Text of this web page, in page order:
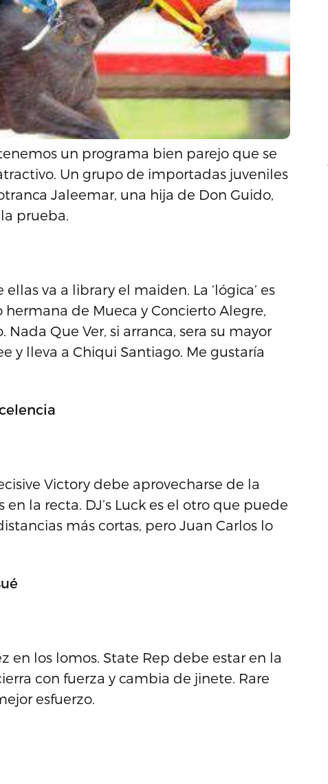
un programa bien parejo que se
Un grupo de importadas juveniles
Jaleemar, una hija de Don Guido,
prueba.
va a library el maiden. La ‘lógica’ es
de Mueca y Concierto Alegre,
Que Ver, si arranca, sera su mayor
y lleva a Chiqui Santiago. Me gustaría
Victory debe aprovecharse de la
la recta. DJ’s Luck es el otro que puede
más cortas, pero Juan Carlos lo
en los lomos. State Rep debe estar en la
con fuerza y cambia de jinete. Rare
esfuerzo.